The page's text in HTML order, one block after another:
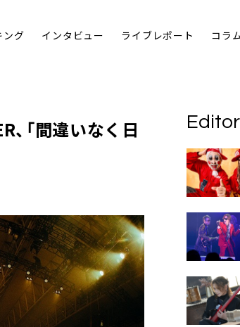
ング インタビュー ライブレポート コラ
、「間違いなく日